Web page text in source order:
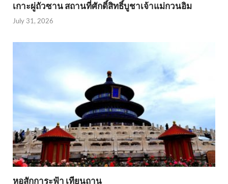
เกาะผู่ถัวซาน สถานที่ศักดิ์สิทธิ์บูชาเจ้าแม่กวนอิม
July 31, 2026
หอสักการะฟ้า เทียนถาน